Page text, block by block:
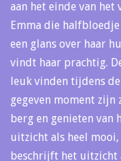
aan het einde van het
Emma die
een glans over haar
vindt haar prachtig.
leuk vinden tijdens
gegeven moment zijn
berg en genieten van
uitzicht als heel
beschrijft het uitzicht